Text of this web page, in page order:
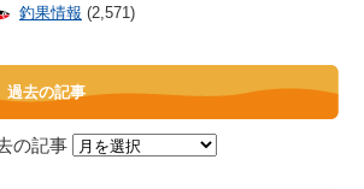
釣果情報 (2,571)
過去の記事
の記事